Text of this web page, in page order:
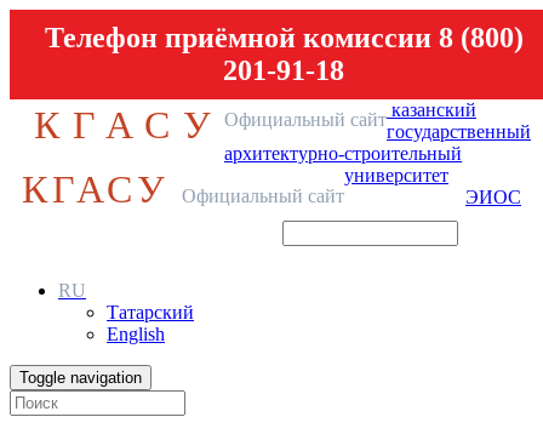
Телефон приёмной комиссии 8 (800)
201-91-18
КГАСУ Официальный сайт казанский
государственный
архитектурно-строительный
университет
КГАСУ Официальный сайт ЭИОС
RU
Татарский
English
Toggle navigation